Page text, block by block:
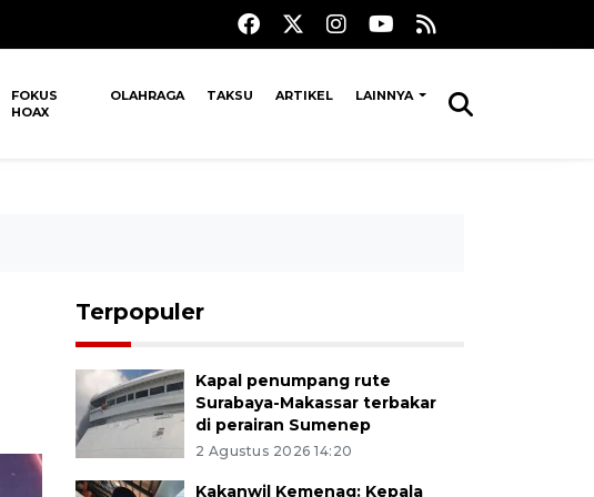
FOKUS
HOAX
OLAHRAGA TAKSU ARTIKEL LAINNYA
Terpopuler
Kapal penumpang rute
Surabaya-Makassar terbakar
di perairan Sumenep
2 Agustus 2026 14:20
Kakanwil Kemenag: Kepala